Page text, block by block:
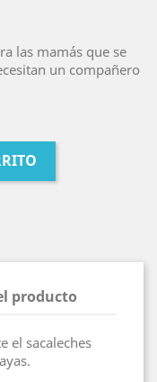
las mamás que se
un compañero
producto
el sacaleches